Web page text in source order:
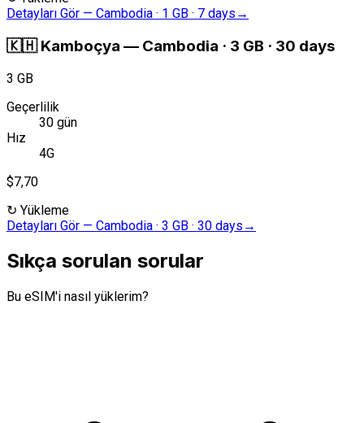
Detayları Gör — Cambodia · 1 GB · 7 days →
🇰🇭 Kamboçya — Cambodia · 3 GB · 30 days
3 GB
Geçerlilik
30 gün
Hız
4G
$7,70
↻ Yükleme
Detayları Gör — Cambodia · 3 GB · 30 days →
Sıkça sorulan sorular
Bu eSIM'i nasıl yüklerim?